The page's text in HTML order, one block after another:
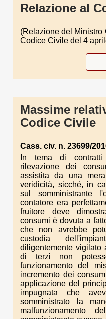
Relazione al
(Relazione del Ministro
Codice Civile del 4
Massime
Codice Civile
Cass. civ. n. 23699/
In tema di contratti
rilevazione dei
assistita da una
veridicità, sicché, in
sul somministrante
contatore era
fruitore deve
consumi è dovuta a
che non avrebbe
custodia
diligentemente vigilato
di terzi non
funzionamento del
incremento dei
applicazione del
impugnata che
somministrato la
malfunzionamento